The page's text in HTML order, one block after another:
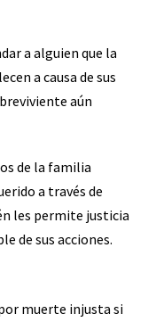
a alguien que la
a causa de sus
aún
de la familia
a través de
les permite justicia
de sus acciones.
muerte injusta si